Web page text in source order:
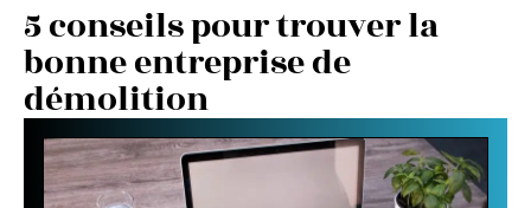
5 conseils pour trouver la
bonne entreprise de
démolition